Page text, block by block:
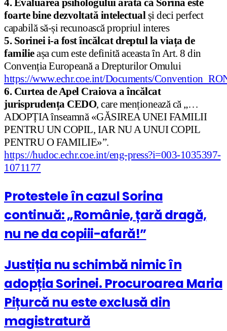
4. Evaluarea psihologului arată că Sorina este
foarte bine dezvoltată intelectualși deci perfect
capabilă să-și recunoască propriul interes
5. Sorinei i-a fost încălcat dreptul la viața de
familieașa cum este definită aceasta în Art. 8 din
Convenția Europeană a Drepturilor Omului
https://www.echr.coe.int/Documents/
6. Curtea de Apel Craiova a încălcat
jurisprudența CEDO, care menționează că „…
ADOPȚIA înseamnă «GĂSIREA UNEI FAMILII
PENTRU UN COPIL, IAR NU A UNUI COPIL
PENTRU O FAMILIE»”.
https://hudoc.echr.coe.int/eng-press?i=003-1035397-
1071177
Protestele în cazul Sorina
continuă: „Românie, țară dragă,
nu ne da copiii-afară!”
Justiția nu schimbă nimic în
adopția Sorinei. Procuroarea Maria
Pițurcă nu este exclusă din
magistratură